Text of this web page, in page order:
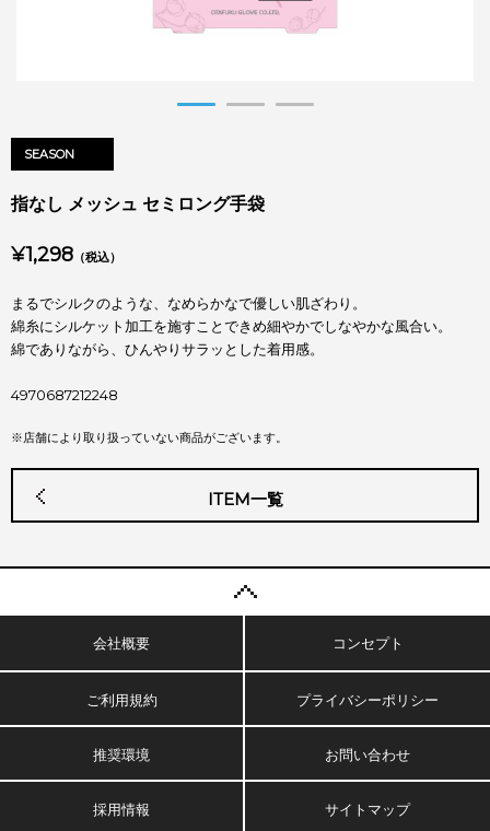
SEASON
指なし メッシュ セミロング手袋
¥1,298 （税込）
まるでシルクのような、なめらかなで優しい肌ざわり。
綿糸にシルケット加工を施すことできめ細やかでしなやかな風合い。
綿でありながら、ひんやりサラッとした着用感。
4970687212248
※店舗により取り扱っていない商品がございます。
ITEM一覧
会社概要 コンセプト
ご利用規約 プライバシーポリシー
推奨環境 お問い合わせ
採用情報 サイトマップ